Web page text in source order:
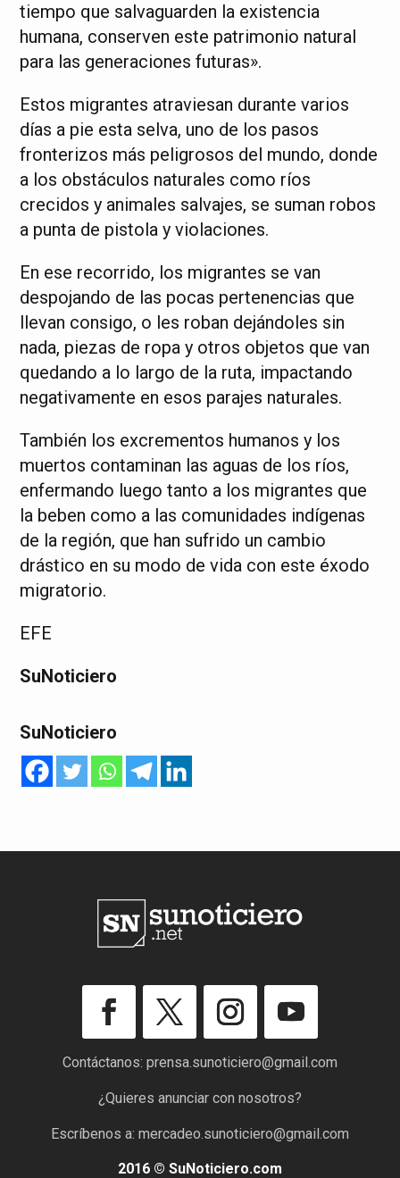
tiempo que salvaguarden la existencia
humana, conserven este patrimonio natural
para las generaciones futuras».
Estos migrantes atraviesan durante varios
días a pie esta selva, uno de los pasos
fronterizos más peligrosos del mundo, donde
a los obstáculos naturales como ríos
crecidos y animales salvajes, se suman robos
a punta de pistola y violaciones.
En ese recorrido, los migrantes se van
despojando de las pocas pertenencias que
llevan consigo, o les roban dejándoles sin
nada, piezas de ropa y otros objetos que van
quedando a lo largo de la ruta, impactando
negativamente en esos parajes naturales.
También los excrementos humanos y los
muertos contaminan las aguas de los ríos,
enfermando luego tanto a los migrantes que
la beben como a las comunidades indígenas
de la región, que han sufrido un cambio
drástico en su modo de vida con este éxodo
migratorio.
EFE
SuNoticiero
SuNoticiero
Contáctanos: prensa.sunoticiero@gmail.com
¿Quieres anunciar con nosotros?
Escríbenos a: mercadeo.sunoticiero@gmail.com
2016 © SuNoticiero.com